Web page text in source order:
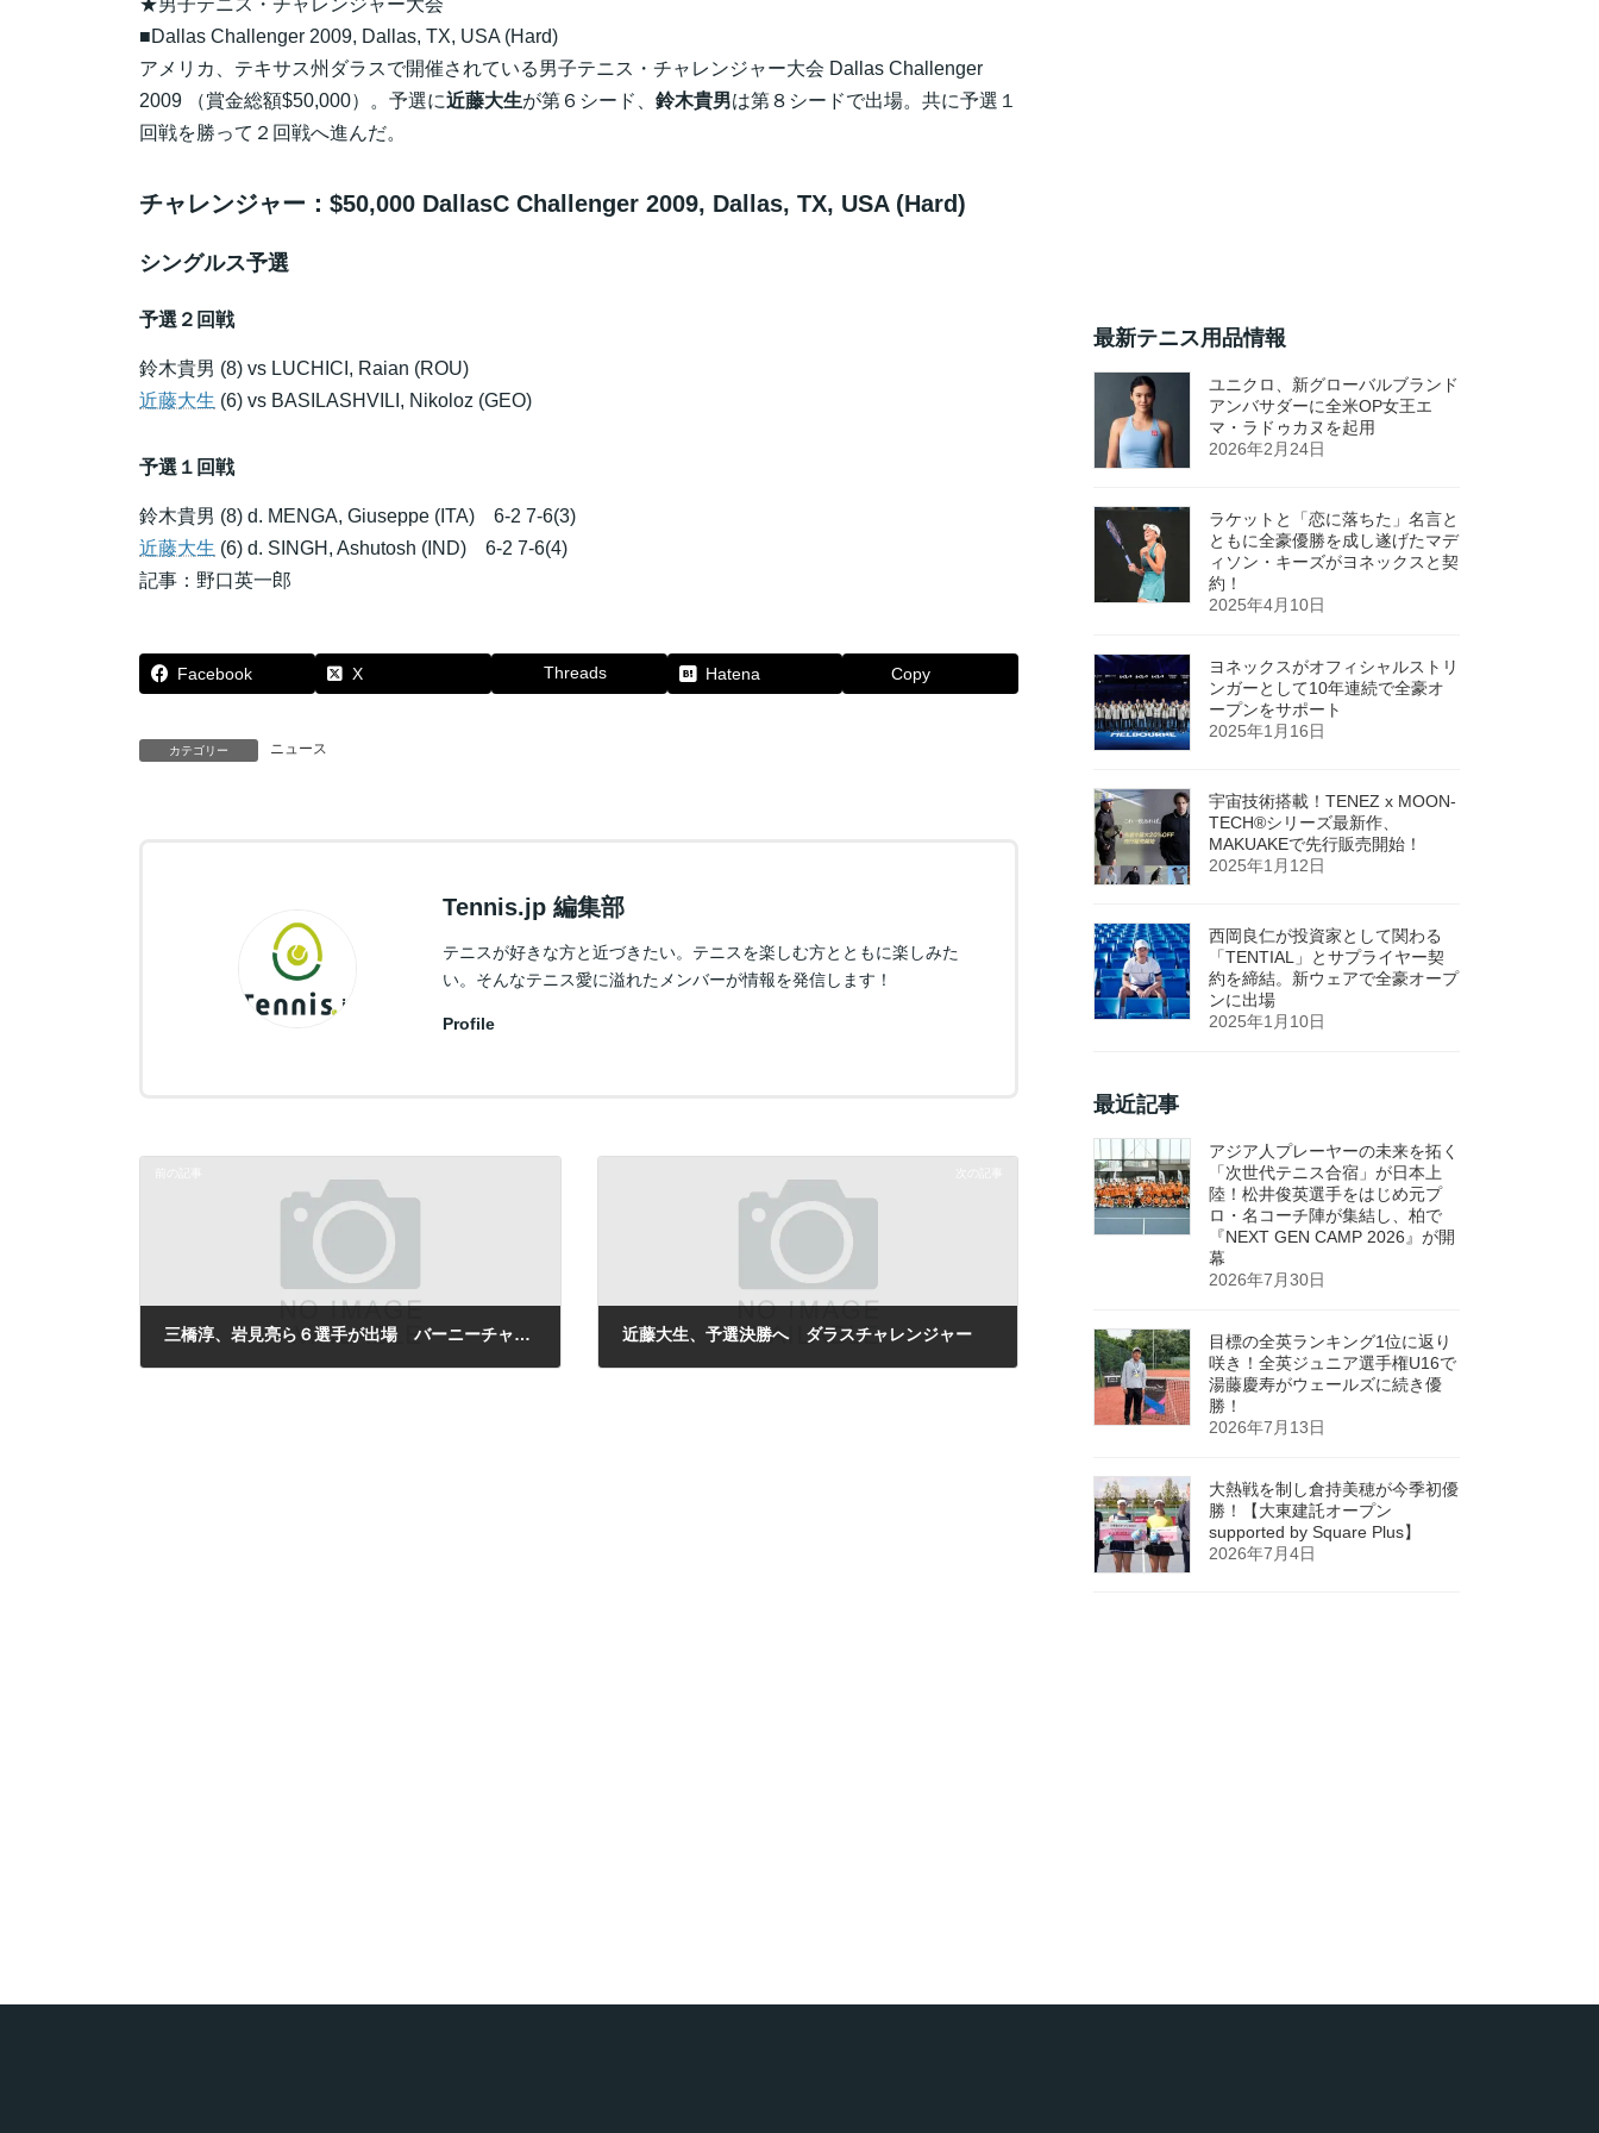
■Dallas Challenger 2009, Dallas, TX, USA (Hard)
アメリカ、テキサス州ダラスで開催されている男子テニス・チャレンジャー大会 Dallas Challenger
2009 （賞金総額$50,000）。予選に近藤大生が第６シード、 鈴木貴男は第８シードで出場。共に予選１
回戦を勝って２回戦へ進んだ。
チャレンジャー：$50,000 DallasC Challenger 2009, Dallas, TX, USA (Hard)
シングルス予選
予選２回戦
鈴木貴男 (8) vs LUCHICI, Raian (ROU)
近藤大生 (6) vs BASILASHVILI, Nikoloz (GEO)
予選１回戦
鈴木貴男 (8) d. MENGA, Giuseppe (ITA) 6-2 7-6(3)
近藤大生 (6) d. SINGH, Ashutosh (IND) 6-2 7-6(4)
記事：野口英一郎
Facebook X Threads Hatena Copy
カテゴリー ニュース
Tennis.jp 編集部
テニスが好きな方と近づきたい。テニスを楽しむ方とともに楽しみた
い。そんなテニス愛に溢れたメンバーが情報を発信します！
Profile
三橋淳、岩見亮ら６選手が出場 バーニーチャレンジャー 近藤大生、予選決勝へ ダラスチャレンジャー
最新テニス用品情報
ユニクロ、新グローバルブランド
アンバサダーに全米OP女王エ
マ・ラドゥカヌを起用
2026年2月24日
ラケットと「恋に落ちた」名言と
ともに全豪優勝を成し遂げたマデ
ィソン・キーズがヨネックスと契
約！
2025年4月10日
ヨネックスがオフィシャルストリ
ンガーとして10年連続で全豪オ
ープンをサポート
2025年1月16日
宇宙技術搭載！TENEZ x MOON-
TECH®シリーズ最新作、
MAKUAKEで先行販売開始！
2025年1月12日
西岡良仁が投資家として関わる
「TENTIAL」とサプライヤー契
約を締結。新ウェアで全豪オープ
ンに出場
2025年1月10日
最近記事
アジア人プレーヤーの未来を拓く
「次世代テニス合宿」が日本上
陸！松井俊英選手をはじめ元プ
ロ・名コーチ陣が集結し、柏で
『NEXT GEN CAMP 2026』が開
幕
2026年7月30日
目標の全英ランキング1位に返り
咲き！全英ジュニア選手権U16で
湯藤慶寿がウェールズに続き優
勝！
2026年7月13日
大熱戦を制し倉持美穂が今季初優
勝！【大東建託オープン
supported by Square Plus】
2026年7月4日